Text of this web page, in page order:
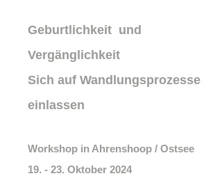
Geburtlichkeit und
Vergänglichkeit
Sich auf Wandlungsprozesse
einlassen
Workshop in Ahrenshoop / Ostsee
19. - 23. Oktober 2024